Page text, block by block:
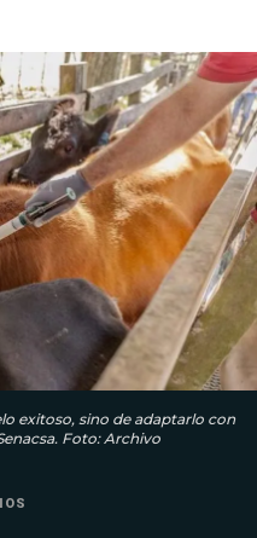
exitoso, sino de adaptarlo con
Foto: Archivo